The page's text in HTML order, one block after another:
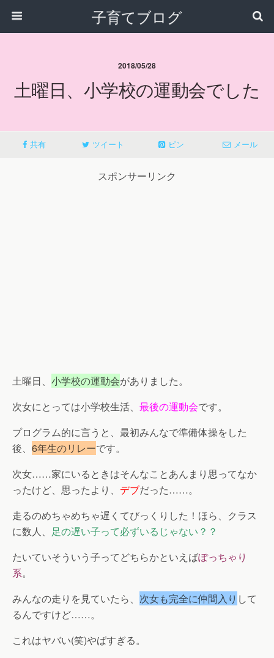
子育てブログ
2018/05/28
土曜日、小学校の運動会でした
共有 ツイート ピン メール
スポンサーリンク
土曜日、 小学校の運動会がありました。
次女にとっては小学校生活、 最後の運動会です。
プログラム的に言うと、最初みんなで準備体操をした
後、 6年生のリレーです。
次女……家にいるときはそんなことあんまり思ってなか
ったけど、思ったより、 デブだった……。
走るのめちゃめちゃ遅くてびっくりした！ほら、クラス
に数人、 足の遅い子って必ずいるじゃない？？
たいていそういう子ってどちらかといえばぽっちゃり
系。
みんなの走りを見ていたら、 次女も完全に仲間入り して
るんですけど……。
これはヤバい(笑)やばすぎる。